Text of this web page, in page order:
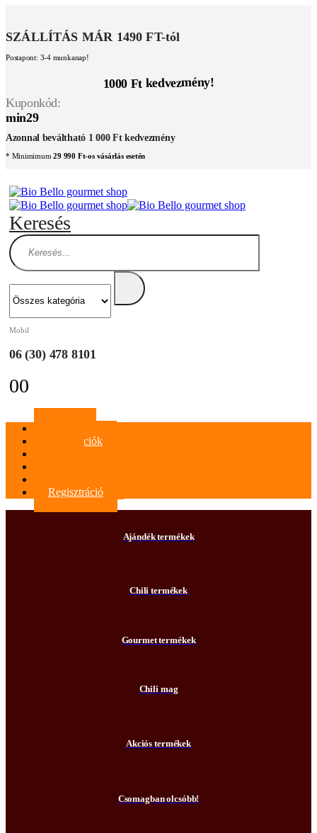
SZÁLLÍTÁS MÁR 1490 FT-tól
Postapont: 3-4 munkanap!
1000 Ft kedvezmény!
Kuponkód:
min29
Azonnal beváltható 1 000 Ft kedvezmény
* Minimimum29 990 Ft-os vásárlás esetén
Keresés
Mobil
06 (30) 478 8101
00
Információk
Regisztráció
Ajándék termékek
Chili termékek
Gourmet termékek
Chili mag
Akciós termékek
Csomagban olcsóbb!